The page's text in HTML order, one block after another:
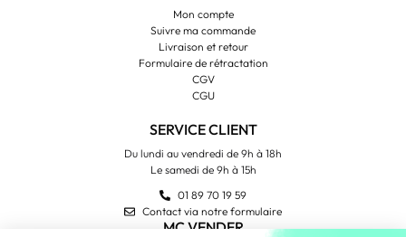
Mon compte
Suivre ma commande
Livraison et retour
Formulaire de rétractation
CGV
CGU
SERVICE CLIENT
Du lundi au vendredi de 9h à 18h
Le samedi de 9h à 15h
01 89 70 19 59
Contact via notre formulaire
MC VENDER